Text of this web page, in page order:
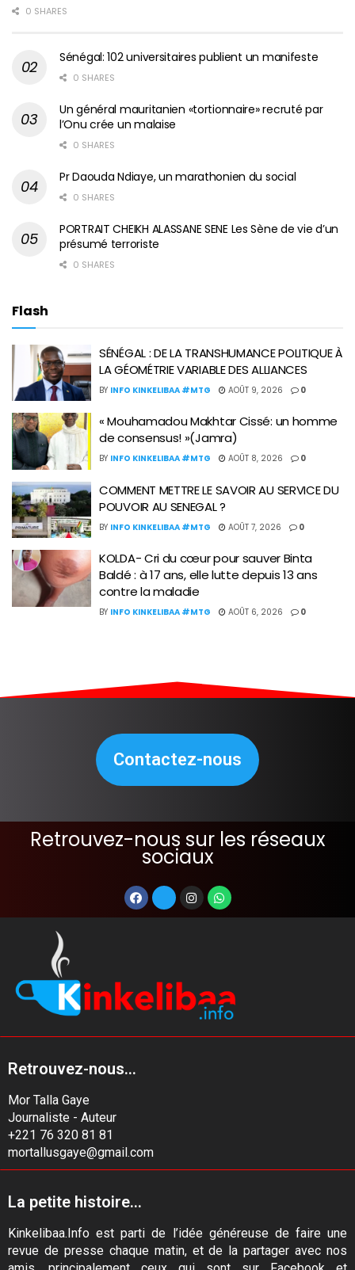
0 SHARES
Sénégal: 102 universitaires publient un manifeste
0 SHARES
Un général mauritanien «tortionnaire» recruté par
l’Onu crée un malaise
0 SHARES
Pr Daouda Ndiaye, un marathonien du social
0 SHARES
PORTRAIT CHEIKH ALASSANE SENE Les Sène de vie d’un
présumé terroriste
0 SHARES
Flash
SÉNÉGAL : DE LA TRANSHUMANCE POLITIQUE À
LA GÉOMÉTRIE VARIABLE DES ALLIANCES
BY INFO KINKELIBAA #MTG AOÛT 9, 2026 0
« Mouhamadou Makhtar Cissé: un homme
de consensus! »(Jamra)
BY INFO KINKELIBAA #MTG AOÛT 8, 2026 0
COMMENT METTRE LE SAVOIR AU SERVICE DU
POUVOIR AU SENEGAL ?
BY INFO KINKELIBAA #MTG AOÛT 7, 2026 0
KOLDA- Cri du cœur pour sauver Binta
Baldé : à 17 ans, elle lutte depuis 13 ans
contre la maladie
BY INFO KINKELIBAA #MTG AOÛT 6, 2026 0
Contactez-nous
Retrouvez-nous sur les réseaux
sociaux
Retrouvez-nous...
Mor Talla Gaye
Journaliste - Auteur
+221 76 320 81 81
mortallusgaye@gmail.com
La petite histoire...
Kinkelibaa.Info est parti de l’idée généreuse de faire une
revue de presse chaque matin, et de la partager avec nos